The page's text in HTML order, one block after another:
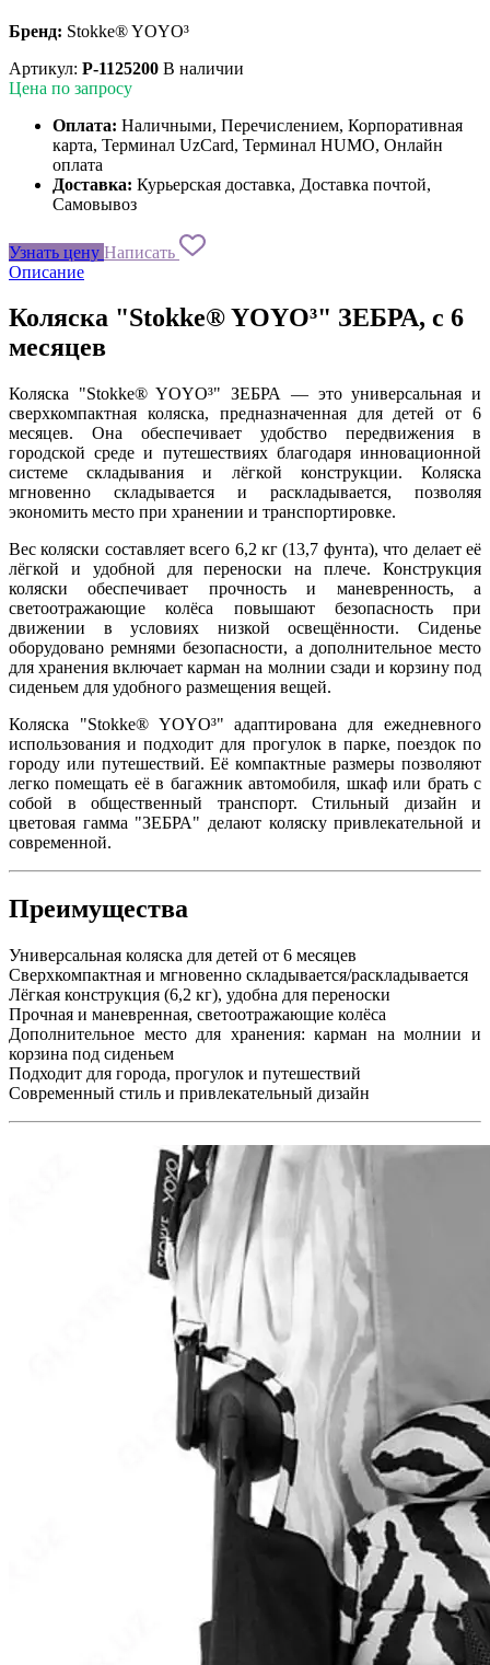
Бренд: Stokke® YOYO³
Артикул: P-1125200 В наличии
Цена по запросу
Оплата: Наличными, Перечислением, Корпоративная
карта, Терминал UzCard, Терминал HUMO, Онлайн
оплата
Доставка: Курьерская доставка, Доставка почтой,
Самовывоз
Узнать цену Написать
Описание
Коляска "Stokke® YOYO³" ЗЕБРА, с 6
месяцев
Коляска "Stokke® YOYO³" ЗЕБРА — это универсальная и
сверхкомпактная коляска, предназначенная для детей от 6
месяцев. Она обеспечивает удобство передвижения в
городской среде и путешествиях благодаря инновационной
системе складывания и лёгкой конструкции. Коляска
мгновенно складывается и раскладывается, позволяя
экономить место при хранении и транспортировке.
Вес коляски составляет всего 6,2 кг (13,7 фунта), что делает её
лёгкой и удобной для переноски на плече. Конструкция
коляски обеспечивает прочность и маневренность, а
светоотражающие колёса повышают безопасность при
движении в условиях низкой освещённости. Сиденье
оборудовано ремнями безопасности, а дополнительное место
для хранения включает карман на молнии сзади и корзину под
сиденьем для удобного размещения вещей.
Коляска "Stokke® YOYO³" адаптирована для ежедневного
использования и подходит для прогулок в парке, поездок по
городу или путешествий. Её компактные размеры позволяют
легко помещать её в багажник автомобиля, шкаф или брать с
собой в общественный транспорт. Стильный дизайн и
цветовая гамма "ЗЕБРА" делают коляску привлекательной и
современной.
Преимущества
Универсальная коляска для детей от 6 месяцев
Сверхкомпактная и мгновенно складывается/раскладывается
Лёгкая конструкция (6,2 кг), удобна для переноски
Прочная и маневренная, светоотражающие колёса
Дополнительное место для хранения: карман на молнии и
корзина под сиденьем
Подходит для города, прогулок и путешествий
Современный стиль и привлекательный дизайн